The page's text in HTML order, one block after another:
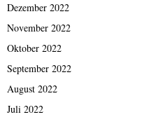
Dezember 2022
November 2022
Oktober 2022
September 2022
August 2022
Juli 2022